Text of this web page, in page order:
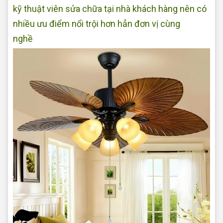
kỹ thuật viên sửa chữa tại nhà khách hàng nên có
nhiều ưu điểm nổi trội hơn hẳn đơn vị cùng
nghề